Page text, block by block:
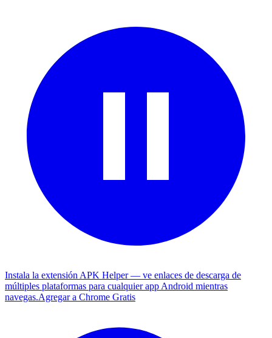
Instala la extensión APK Helper — ve enlaces de descarga de
múltiples plataformas para cualquier app Android mientras
navegas.Agregar a Chrome Gratis